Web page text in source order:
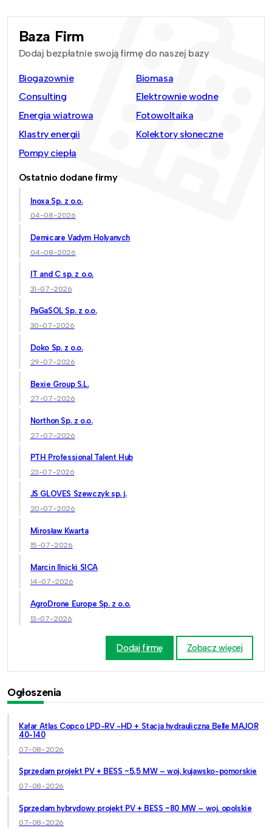
Baza Firm
Dodaj bezpłatnie swoją firmę do naszej bazy
Biogazownie
Biomasa
Consulting
Elektrownie wodne
Energia wiatrowa
Fotowoltaika
Klastry energii
Kolektory słoneczne
Pompy ciepła
Ostatnio dodane firmy
Inoxa Sp. z o.o.
04-08-2026
Demicare Vadym Holyanych
04-08-2026
IT and C sp. z o.o.
31-07-2026
PaGaSOL Sp. z o.o.
30-07-2026
Doko Sp. z o.o.
29-07-2026
Bexie Group S.L.
27-07-2026
Northon Sp. z o.o.
27-07-2026
PTH Professional Talent Hub
23-07-2026
JS GLOVES Szewczyk sp. j.
20-07-2026
Mirosław Kwarta
15-07-2026
Marcin Ilnicki SICA
14-07-2026
AgroDrone Europe Sp. z o.o.
13-07-2026
Dodaj firmę Zobacz więcej
Ogłoszenia
Kafar Atlas Copco LPD-RV -HD + Stacja hydrauliczna Belle MAJOR
40-140
07-08-2026
Sprzedam projekt PV + BESS ~5,5 MW – woj. kujawsko-pomorskie
07-08-2026
Sprzedam hybrydowy projekt PV + BESS ~80 MW – woj. opolskie
07-08-2026